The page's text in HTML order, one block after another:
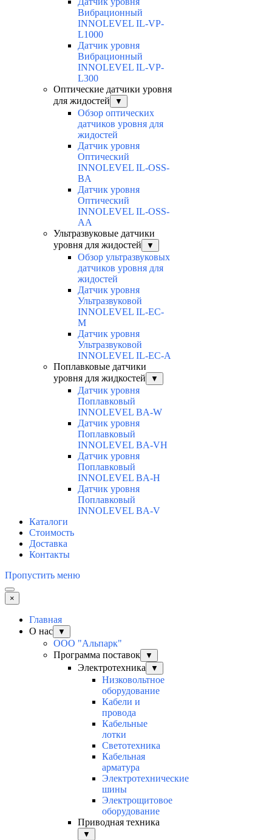
Вибрационный
INNOLEVEL IL-VP-
L1000
Датчик уровня
Вибрационный
INNOLEVEL IL-VP-
L300
Оптические датчики уровня
для жидостей
▼
Обзор оптических
датчиков уровня для
жидостей
Датчик уровня
Оптический
INNOLEVEL IL-OSS-
BA
Датчик уровня
Оптический
INNOLEVEL IL-OSS-
AA
Ультразвуковые датчики
уровня для жидостей
▼
Обзор ультразвуковых
датчиков уровня для
жидостей
Датчик уровня
Ультразвуковой
INNOLEVEL IL-EC-
М
Датчик уровня
Ультразвуковой
INNOLEVEL IL-EC-A
Поплавковые датчики
уровня для жидкостей
▼
Датчик уровня
Поплавковый
INNOLEVEL BA-W
Датчик уровня
Поплавковый
INNOLEVEL BA-VH
Датчик уровня
Поплавковый
INNOLEVEL BA-H
Датчик уровня
Поплавковый
INNOLEVEL BA-V
Каталоги
Стоимость
Доставка
Контакты
Пропустить меню
×
Главная
О нас
▼
ООО "Альпарк"
Программа поставок
▼
Электротехника ▼
Низковольтное
оборудование
Кабели и
провода
Кабельные
лотки
Светотехника
Кабельная
арматура
Электротехнические
шины
Электрощитовое
оборудование
Приводная техника
▼